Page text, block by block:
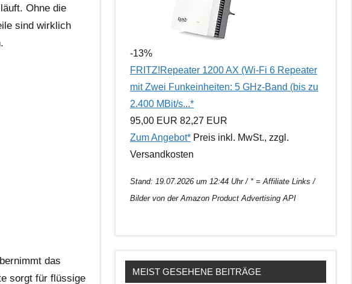
Ohne die
sind wirklich
das
sorgt für flüssige
-13%
FRITZ!Repeater 1200 AX (Wi-Fi 6 Repeater
mit Zwei Funkeinheiten: 5 GHz-Band (bis zu
2.400 MBit/s...*
95,00 EUR 82,27 EUR
Zum Angebot* Preis inkl. MwSt., zzgl.
Versandkosten
Stand: 19.07.2026 um 12:44 Uhr / * = Affiliate Links /
Bilder von der Amazon Product Advertising API
MEIST GESEHENE BEITRÄGE